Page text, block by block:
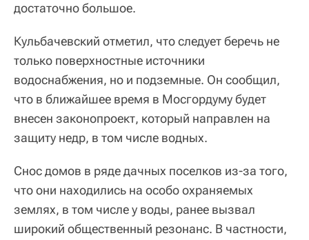
достаточно большое.
Кульбачевский отметил, что следует беречь не
только поверхностные источники
водоснабжения, но и подземные. Он сообщил,
что в ближайшее время в Мосгордуму будет
внесен законопроект, который направлен на
защиту недр, в том числе водных.
Снос домов в ряде дачных поселков из-за того,
что они находились на особо охраняемых
землях, в том числе у воды, ранее вызвал
широкий общественный резонанс. В частности,